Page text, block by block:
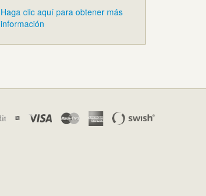
Haga clic aquí para obtener más
información